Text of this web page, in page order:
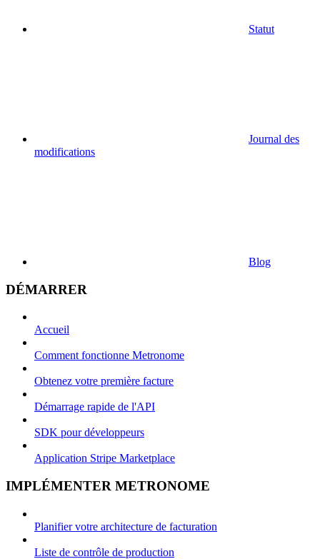
Statut
Journal des
modifications
Blog
DÉMARRER
Accueil
Comment fonctionne Metronome
Obtenez votre première facture
Démarrage rapide de l'API
SDK pour développeurs
Application Stripe Marketplace
IMPLÉMENTER METRONOME
Planifier votre architecture de facturation
Liste de contrôle de production